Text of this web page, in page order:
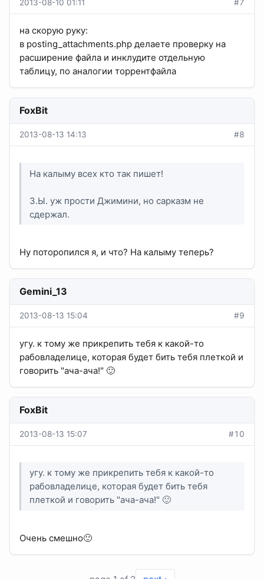
2013-08-10 01:11 #7
на скорую руку:
в posting_attachments.php делаете проверку на
расширение файла и инклудите отдельную
таблицу, по аналогии торрентфайла
FoxBit
2013-08-13 14:13 #8
На калыму всех кто так пишет!
З.Ы. уж прости Джимини, но сарказм не
сдержал.
Ну поторопился я, и что? На калыму теперь?
Gemini_13
2013-08-13 15:04 #9
угу. к тому же прикрепить тебя к какой-то
рабовладелице, которая будет бить тебя плеткой и
говорить "ача-ача!" 🙂
FoxBit
2013-08-13 15:07 #10
угу. к тому же прикрепить тебя к какой-то
рабовладелице, которая будет бить тебя
плеткой и говорить "ача-ача!" 🙂
Очень смешно🙂